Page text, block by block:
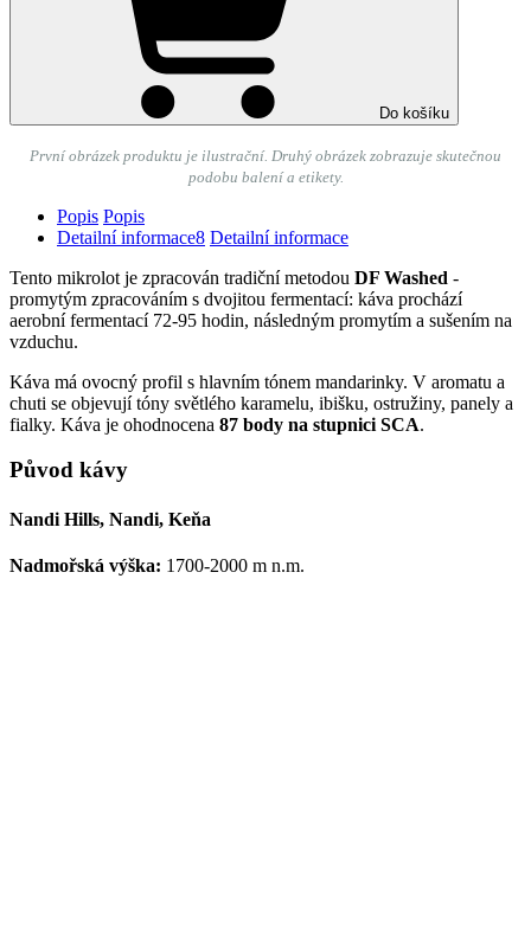
Do košíku
První obrázek produktu je ilustrační. Druhý obrázek zobrazuje skutečnou
podobu balení a etikety.
Popis Popis
Detailní informace8 Detailní informace
Tento mikrolot je zpracován tradiční metodou DF Washed -
promytým zpracováním s dvojitou fermentací: káva prochází
aerobní fermentací 72-95 hodin, následným promytím a sušením na
vzduchu.
Káva má ovocný profil s hlavním tónem mandarinky. V aromatu a
chuti se objevují tóny světlého karamelu, ibišku, ostružiny, panely a
fialky. Káva je ohodnocena 87 body na stupnici SCA.
Původ kávy
Nandi Hills, Nandi, Keňa
Nadmořská výška: 1700-2000 m n.m.